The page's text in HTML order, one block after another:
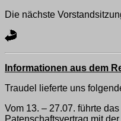
Die nächste
Informationen aus dem
Traudel lieferte uns
Vom 13. – 27.07. führte
Patenschaftsvertrag mit